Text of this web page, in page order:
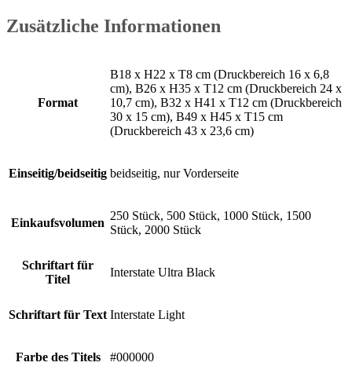
Zusätzliche Informationen
Format
B18 x H22 x T8 cm (Druckbereich 16 x 6,8
cm), B26 x H35 x T12 cm (Druckbereich 24 x
10,7 cm), B32 x H41 x T12 cm (Druckbereich
30 x 15 cm), B49 x H45 x T15 cm
(Druckbereich 43 x 23,6 cm)
Einseitig/beidseitig beidseitig, nur Vorderseite
Einkaufsvolumen
250 Stück, 500 Stück, 1000 Stück, 1500
Stück, 2000 Stück
Schriftart für
Titel
Interstate Ultra Black
Schriftart für Text Interstate Light
Farbe des Titels #000000